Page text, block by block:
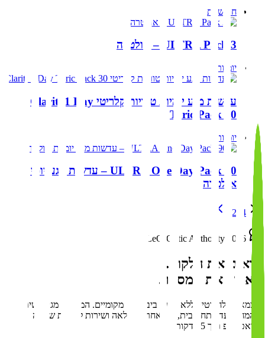
חודשיות
ULTRA Pack 3 – אולטרה
יומיות
עדשות מגע יומיות טוריות קלריטי Clariti 1 Day
Toric Pack 30
יומיות
ULTRA One Day Pack 90 – עדשות מגע יומיות
אולטרה
2 4
LeO-Optic Authority 2026
רואים את הלקוח.
לא רק את המספר.
עצמאיים לחלוטין, ללא תלות ביבואנים מקומיים. המשלוח מגיע ישירות
מהמחסן עד פתח הבית, עם אחריות מלאה ושירות לקוחות שעונה
בוואטסאפ תוך 15 דקות.